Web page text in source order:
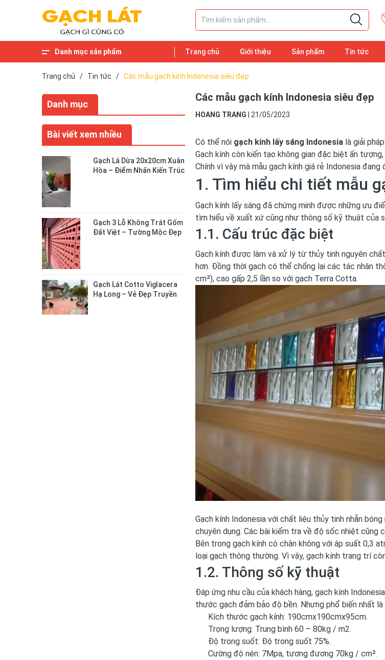
Danh mục sản phẩm Trang chủ Giới thiệu Sản phẩm Tin tức
Trang chủ / Tin tức / Các mẫu gạch kính Indonesia siêu đẹp
Danh mục
Bài viết xem nhiều
Gạch Lá Dừa 20x20cm Xuân
Hòa – Điểm Nhấn Kiến Trúc
Gạch 3 Lỗ Không Trát Gốm
Đất Việt – Tường Mộc Đẹp
Gạch Lát Cotto Viglacera
Hạ Long – Vẻ Đẹp Truyền
Các mẫu gạch kính Indonesia siêu đẹp
HOANG TRANG 21/05/2023
Có thể nói gạch kính lấy sáng Indonesia là giải
Gạch kính còn kiến tạo không gian đặc biệt ấn
Chính vì vậy mà mẫu gạch kính giá rẻ Indonesia
1. Tìm hiểu chi tiết mẫu
Gạch kính lấy sáng đã chứng minh được những ưu
tìm hiểu về xuất xứ cũng như thông số kỹ thuật của
1.1. Cấu trúc đặc biệt
Gạch kính được làm và xử lý từ thủy tinh nguyên
hơn. Đồng thời gạch có thể chống lại các tác nhân
cm²), cao gấp 2,5 lần so với gạch Terra Cotta.
Gạch kính Indonesia với chất liệu thủy tinh nhẵn
chuyên dụng. Các bài kiểm tra về độ sốc nhiệt
Bên trong gạch kính có chân không với áp suất 0,3
loại gạch thông thường. Vì vậy, gạch kính trang trí
1.2. Thông số kỹ thuật
Đáp ứng nhu cầu của khách hàng, gạch kính
thước gạch đảm bảo độ bền. Nhưng phổ biến nhất
Kích thước gạch kính: 190cmx190cmx95cm.
Trọng lượng: Trung bình 60 – 80kg / m2.
Độ trong suốt: Độ trong suốt 75%.
Cường độ nén: 7Mpa, tương đương 70kg / cm².